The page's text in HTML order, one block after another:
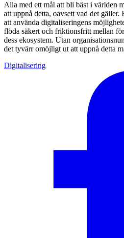
Alla med ett mål att bli bäst i världen
att uppnå detta, oavsett vad det gäller.
att använda digitaliseringens
flöda säkert och friktionsfritt mellan
dess ekosystem. Utan
det tyvärr omöjligt ut att uppnå detta
Digitalisering